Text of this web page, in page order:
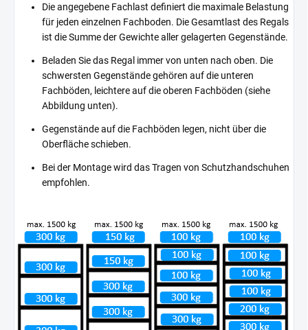
Die angegebene Fachlast definiert die maximale Belastung
für jeden einzelnen Fachboden. Die Gesamtlast des Regals
ist die Summe der Gewichte aller gelagerten Gegenstände.
Beladen Sie das Regal immer von unten nach oben. Die
schwersten Gegenstände gehören auf die unteren
Fachböden, leichtere auf die oberen Fachböden (siehe
Abbildung unten).
Gegenstände auf die Fachböden legen, nicht über die
Oberfläche schieben.
Bei der Montage wird das Tragen von Schutzhandschuhen
empfohlen.